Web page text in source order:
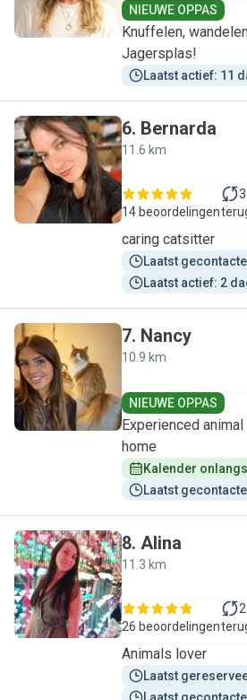
NIEUWE OPPAS
Knuffelen,
Jagersplas!
Laatst actief: 11
B
6. Bernarda
11.6 km
14 beoordelingen
3
caring catsitter
Laatst
Laatst actief: 2
N
7. Nancy
10.9 km
NIEUWE OPPAS
Experienced
home
Kalender
Laatst
A
8. Alina
11.3 km
26 beoordelingen
2
Animals lover
Laatst